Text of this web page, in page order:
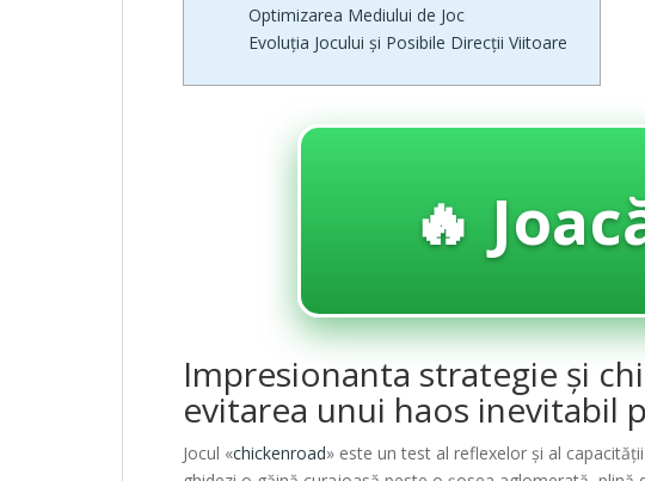
Optimizarea Mediului de Joc
Evoluția Jocului și Posibile Direcții Viitoare
🔥
Impresionanta strategie și
evitarea unui haos inevitabil
Jocul «chickenroad» este un test al reflexelor și al